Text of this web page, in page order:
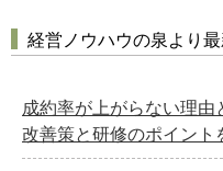
経営ノウハウの泉より
成約率が上がらない理
改善策と研修のポイント